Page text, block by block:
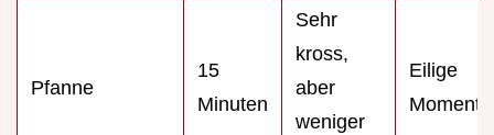
Pfanne
15
Minuten
Sehr
kross,
aber
weniger
Eilige
Momente